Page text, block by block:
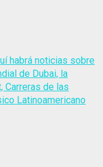
habrá noticias sobre
de Dubai, la
Carreras de las
Latinoamericano